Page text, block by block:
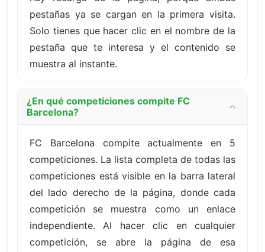
pestañas ya se cargan en la primera visita.
Solo tienes que hacer clic en el nombre de la
pestaña que te interesa y el contenido se
muestra al instante.
¿En qué competiciones compite FC
Barcelona?
FC Barcelona compite actualmente en 5
competiciones. La lista completa de todas las
competiciones está visible en la barra lateral
del lado derecho de la página, donde cada
competición se muestra como un enlace
independiente. Al hacer clic en cualquier
competición, se abre la página de esa